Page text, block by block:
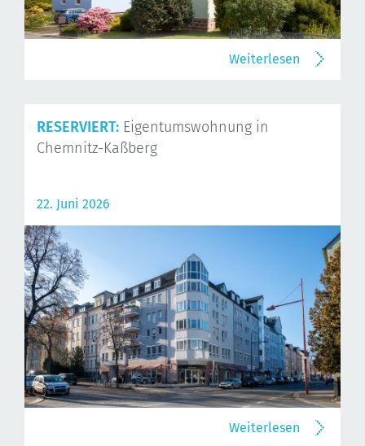
Weiterlesen
RESERVIERT: Eigentumswohnung in
Chemnitz-Kaßberg
22. Juni 2026
Weiterlesen